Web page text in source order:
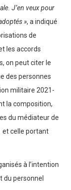
J’en veux pour
», a indiqué
de
les accords
on peut citer le
des personnes
militaire 2021-
la composition,
du médiateur de
et celle portant
à l’intention
du personnel